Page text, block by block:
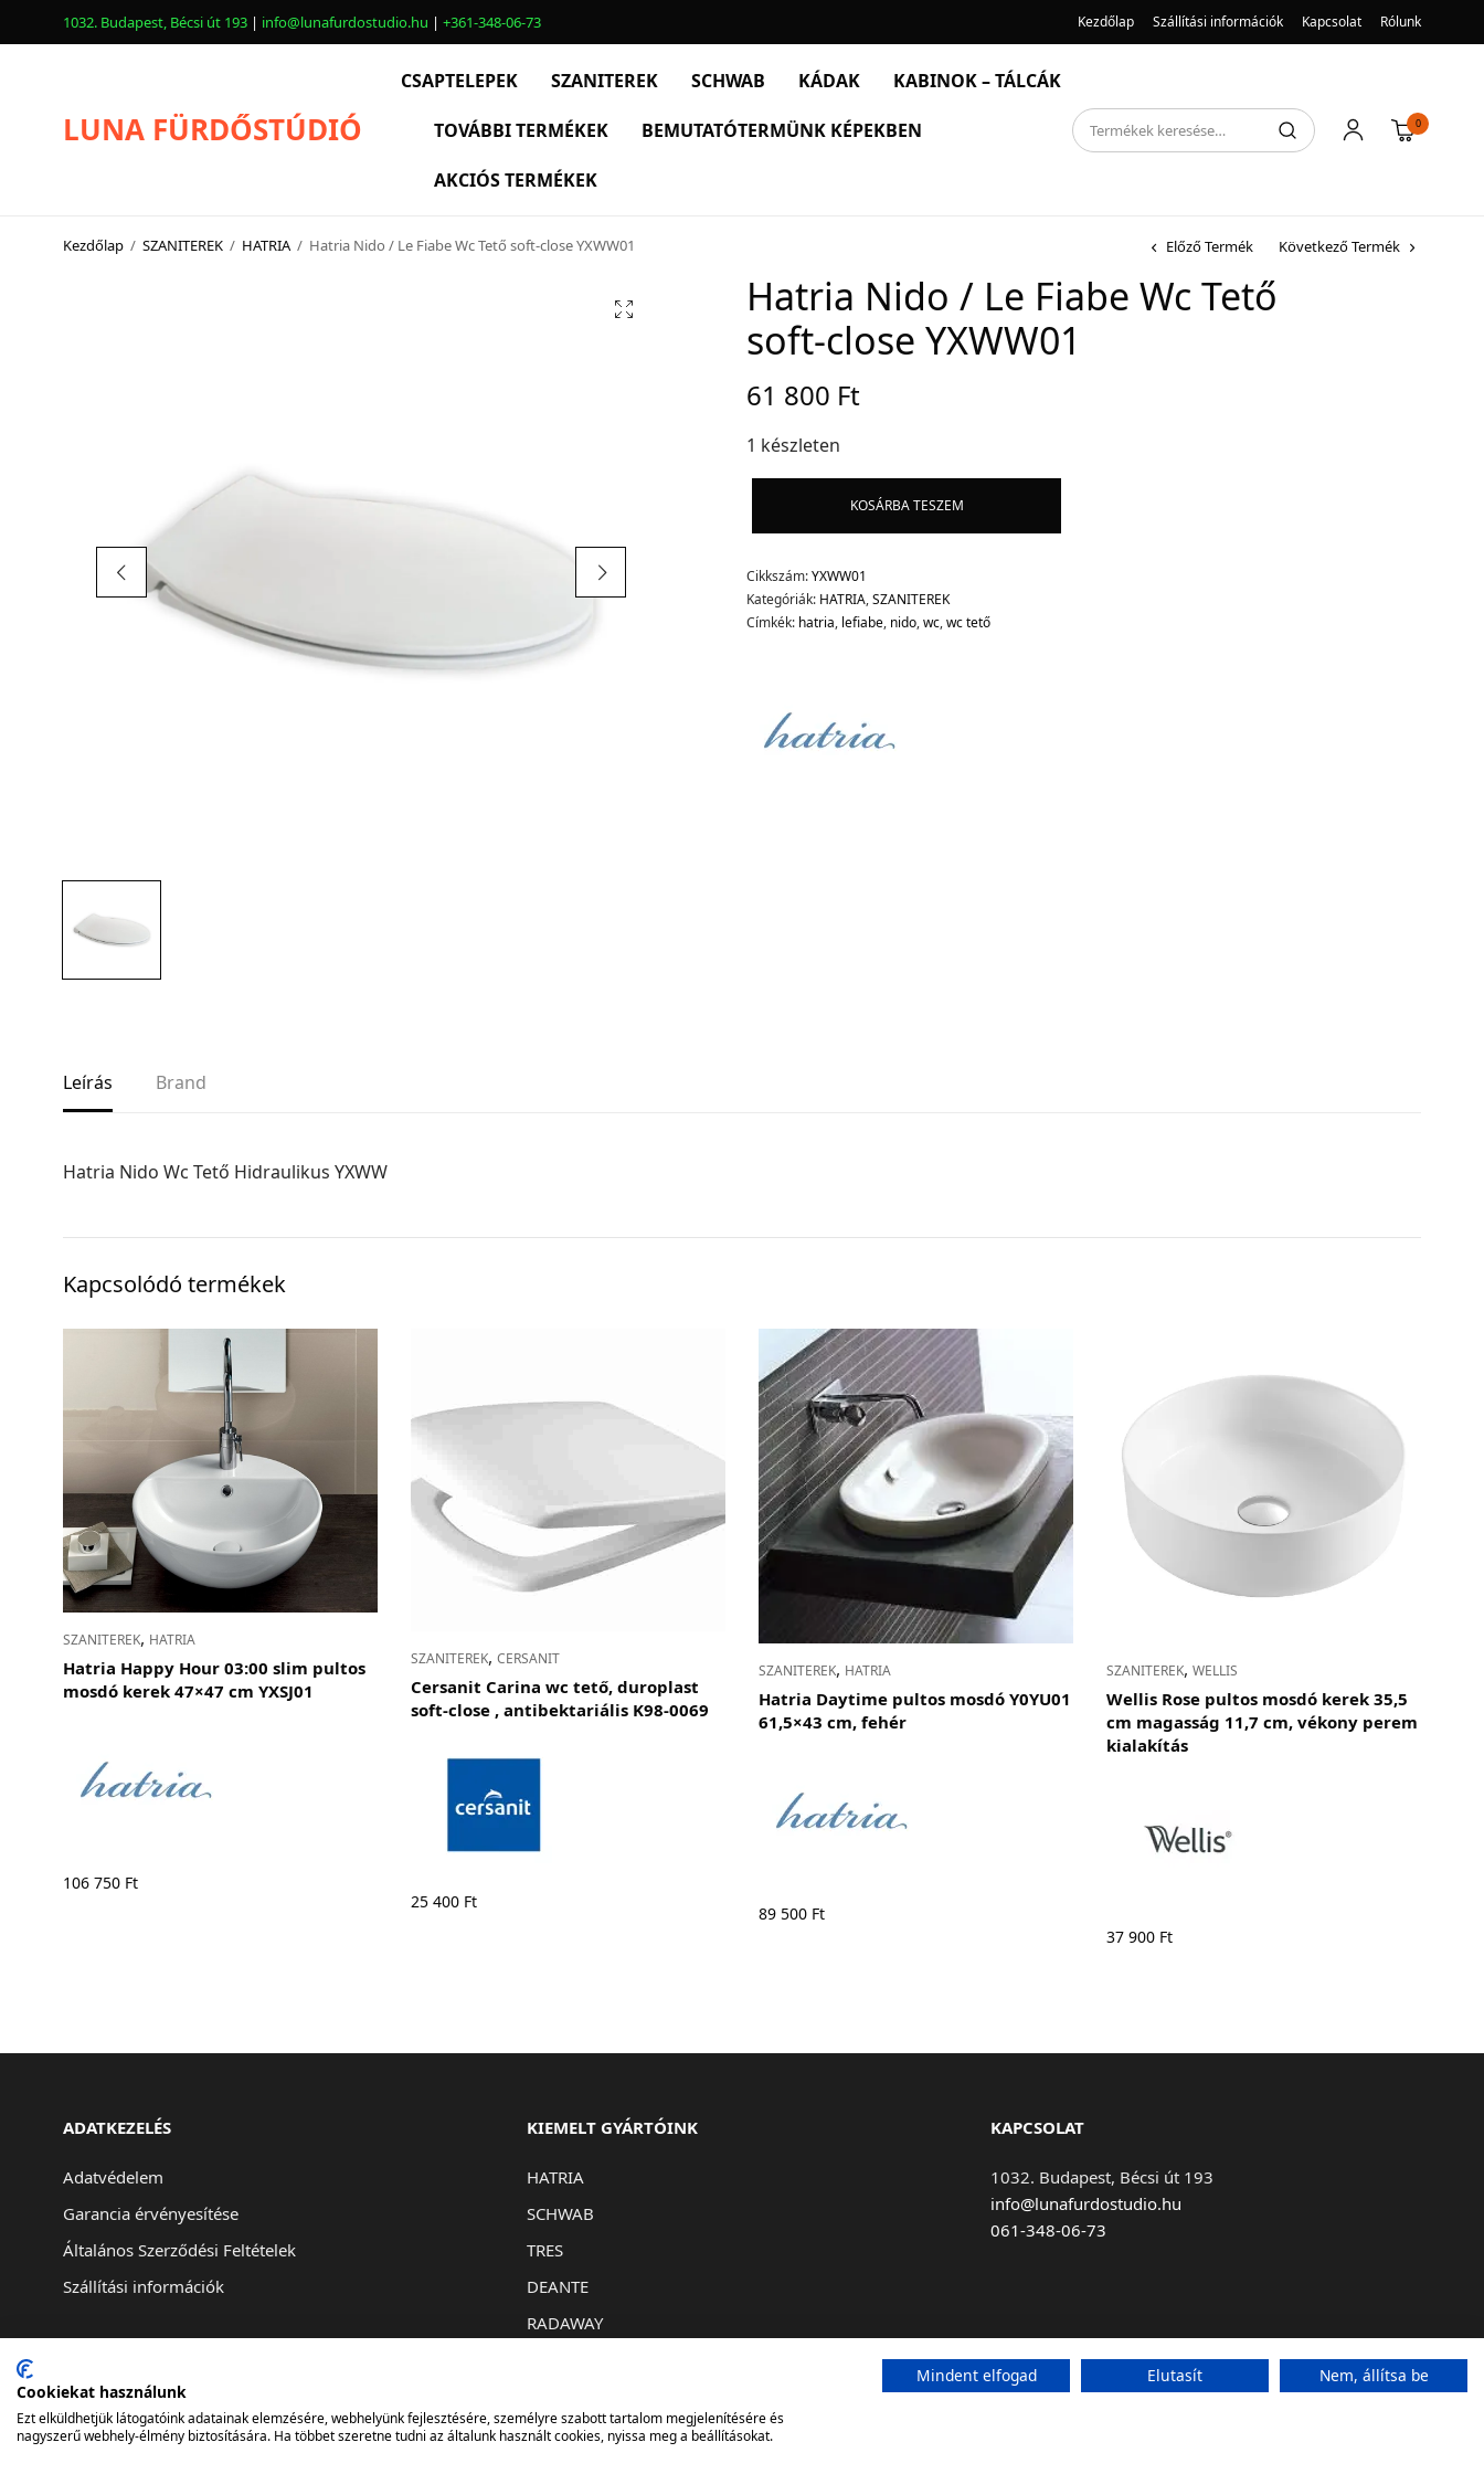
1032. Budapest, Bécsi út 193 | info@lunafurdostudio.hu | +361-348-06-73 Kezdőlap Szállítási információk Kapcsolat Rólunk
LUNA FÜRDŐSTÚDIÓ
CSAPTELEPEK SZANITEREK SCHWAB KÁDAK KABINOK – TÁLCÁK
TOVÁBBI TERMÉKEK BEMUTATÓTERMÜNK KÉPEKBEN
AKCIÓS TERMÉKEK
0
Kezdőlap / SZANITEREK / HATRIA / Hatria Nido / Le Fiabe Wc Tető soft-close YXWW01 Előző Termék Következő Termék
Hatria Nido / Le Fiabe Wc Tető
soft-close YXWW01
61 800 Ft
1 készleten
KOSÁRBA TESZEM
Cikkszám:YXWW01
Kategóriák: HATRIA,SZANITEREK
Címkék: hatria, lefiabe, nido,wc,wc tető
Leírás Brand
Hatria Nido Wc Tető Hidraulikus YXWW
Kapcsolódó termékek
SZANITEREK, HATRIA
Hatria Happy Hour 03:00 slim pultos
mosdó kerek 47×47 cm YXSJ01
106 750 Ft
SZANITEREK, CERSANIT
Cersanit Carina wc tető, duroplast
soft-close , antibektariális K98-0069
25 400 Ft
SZANITEREK, HATRIA
Hatria Daytime pultos mosdó Y0YU01
61,5×43 cm, fehér
89 500 Ft
SZANITEREK, WELLIS
Wellis Rose pultos mosdó kerek 35,5
cm magasság 11,7 cm, vékony perem
kialakítás
37 900 Ft
ADATKEZELÉS
Adatvédelem
Garancia érvényesítése
Általános Szerződési Feltételek
Szállítási információk
KIEMELT GYÁRTÓINK
HATRIA
SCHWAB
TRES
DEANTE
RADAWAY
KAPCSOLAT
1032. Budapest, Bécsi út 193
info@lunafurdostudio.hu
061-348-06-73
SZANITEREK
BEMUTATÓTERMÜNK KÉPEKBEN
AKCIÓS TERMÉKEK
Cookiekat használunk
Ezt elküldhetjük látogatóink adatainak elemzésére, webhelyünk fejlesztésére, személyre szabott tartalom megjelenítésére és
nagyszerű webhely-élmény biztosítására. Ha többet szeretne tudni az általunk használt cookies, nyissa meg a beállításokat.
Mindent elfogad Elutasít Nem, állítsa be